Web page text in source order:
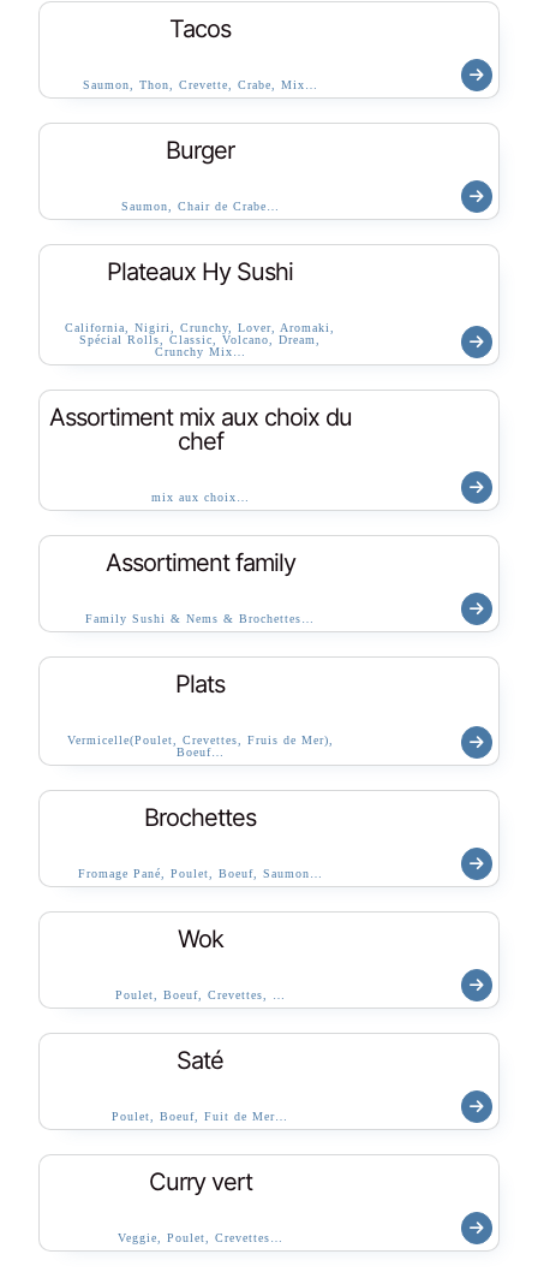
Tacos
Saumon, Thon, Crevette, Crabe, Mix…
Burger
Saumon, Chair de Crabe…
Plateaux Hy Sushi
California, Nigiri, Crunchy, Lover, Aromaki,
Spécial Rolls, Classic, Volcano, Dream,
Crunchy Mix…
Assortiment mix aux choix du
chef
mix aux choix…
Assortiment family
Family Sushi & Nems & Brochettes…
Plats
Vermicelle(Poulet, Crevettes, Fruis de Mer),
Boeuf…
Brochettes
Fromage Pané, Poulet, Boeuf, Saumon…
Wok
Poulet, Boeuf, Crevettes, …
Saté
Poulet, Boeuf, Fuit de Mer…
Curry vert
Veggie, Poulet, Crevettes…